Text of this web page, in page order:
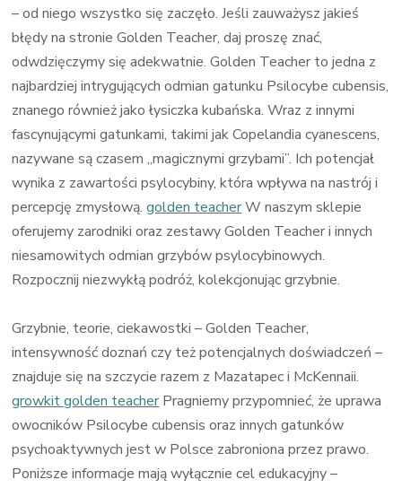
– od niego wszystko się zaczęło. Jeśli zauważysz jakieś
błędy na stronie Golden Teacher, daj proszę znać,
odwdzięczymy się adekwatnie. Golden Teacher to jedna z
najbardziej intrygujących odmian gatunku Psilocybe cubensis,
znanego również jako łysiczka kubańska. Wraz z innymi
fascynującymi gatunkami, takimi jak Copelandia cyanescens,
nazywane są czasem „magicznymi grzybami”. Ich potencjał
wynika z zawartości psylocybiny, która wpływa na nastrój i
percepcję zmysłową.golden teacherW naszym sklepie
oferujemy zarodniki oraz zestawy Golden Teacher i innych
niesamowitych odmian grzybów psylocybinowych.
Rozpocznij niezwykłą podróż, kolekcjonując grzybnie.
Grzybnie, teorie, ciekawostki – Golden Teacher,
intensywność doznań czy też potencjalnych doświadczeń –
znajduje się na szczycie razem z Mazatapec i McKennaii.
growkit golden teacherPragniemy przypomnieć, że uprawa
owocników Psilocybe cubensis oraz innych gatunków
psychoaktywnych jest w Polsce zabroniona przez prawo.
Poniższe informacje mają wyłącznie cel edukacyjny –